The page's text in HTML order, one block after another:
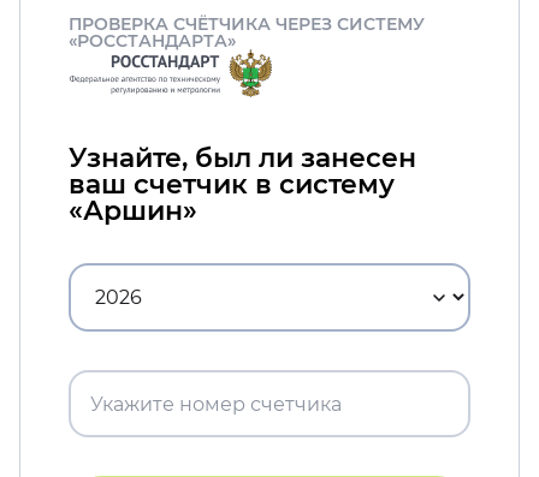
ПРОВЕРКА СЧЁТЧИКА ЧЕРЕЗ СИСТЕМУ
«РОССТАНДАРТА»
Узнайте, был ли занесен
ваш счетчик в систему
«Аршин»